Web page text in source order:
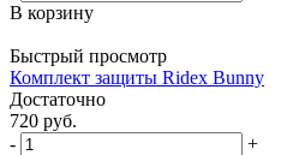
В корзину
Быстрый просмотр
Комплект защиты Ridex Bunny
Достаточно
720 руб.
-
+